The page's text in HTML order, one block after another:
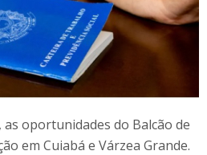
oportunidades do Balcão de
em Cuiabá e Várzea Grande.